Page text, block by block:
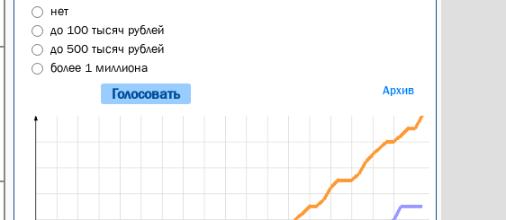
нет
до 100 тысяч рублей
до 500 тысяч рублей
более 1 миллиона
Архив